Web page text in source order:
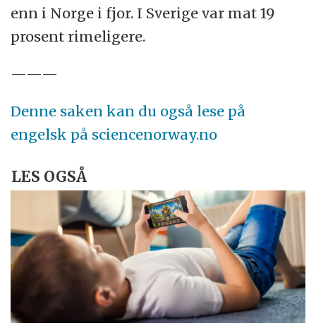
enn i Norge i fjor. I Sverige var mat 19
prosent rimeligere.
———
Denne saken kan du også lese på
engelsk på sciencenorway.no
LES OGSÅ